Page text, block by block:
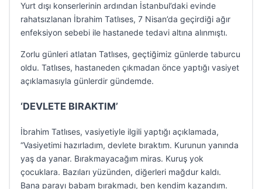
Yurt dışı konserlerinin ardından İstanbul’daki evinde
rahatsızlanan İbrahim Tatlıses, 7 Nisan’da geçirdiği ağır
enfeksiyon sebebi ile hastanede tedavi altına alınmıştı.
Zorlu günleri atlatan Tatlıses, geçtiğimiz günlerde taburcu
oldu. Tatlıses, hastaneden çıkmadan önce yaptığı vasiyet
açıklamasıyla günlerdir gündemde.
‘DEVLETE BIRAKTIM’
İbrahim Tatlıses, vasiyetiyle ilgili yaptığı açıklamada,
“Vasiyetimi hazırladım, devlete bıraktım. Kurunun yanında
yaş da yanar. Bırakmayacağım miras. Kuruş yok
çocuklara. Bazıları yüzünden, diğerleri mağdur kaldı.
Bana parayı babam bırakmadı, ben kendim kazandım.